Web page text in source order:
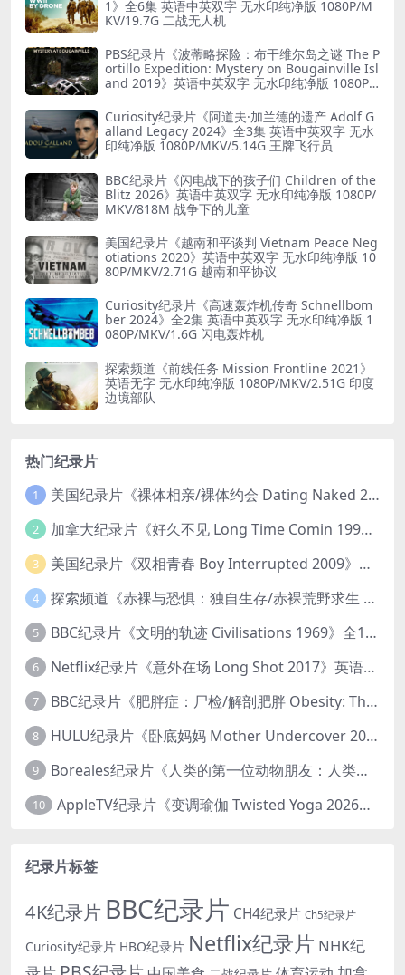
1》全6集 英语中英双字 无水印纯净版 1080P/M
KV/19.7G 二战无人机
PBS纪录片《波蒂略探险：布干维尔岛之谜 The P
ortillo Expedition: Mystery on Bougainville Isl
and 2019》英语中英双字 无水印纯净版 1080P/
Curiosity纪录片《阿道夫·加兰德的遗产 Adolf G
alland Legacy 2024》全3集 英语中英双字 无水
印纯净版 1080P/MKV/5.14G 王牌飞行员
BBC纪录片《闪电战下的孩子们 Children of the
Blitz 2026》英语中英双字 无水印纯净版 1080P/
MKV/818M 战争下的儿童
美国纪录片《越南和平谈判 Vietnam Peace Neg
otiations 2020》英语中英双字 无水印纯净版 10
80P/MKV/2.71G 越南和平协议
Curiosity纪录片《高速轰炸机传奇 Schnellbom
ber 2024》全2集 英语中英双字 无水印纯净版 1
080P/MKV/1.6G 闪电轰炸机
探索频道《前线任务 Mission Frontline 2021》
英语无字 无水印纯净版 1080P/MKV/2.51G 印度
边境部队
热门纪录片
1 美国纪录片《裸体相亲/裸体约会 Dating Naked 2014-2016》第1-3季全33集 英语中英双字 无水印纯净版 1080P/MKV/85.6G 裸体相亲真人秀
2 加拿大纪录片《好久不见 Long Time Comin 1993》英语中英双字 官方纯净版 1080P/MKV/1G 女同性艺术家
3 美国纪录片《双相青春 Boy Interrupted 2009》英语中英双字 官方纯净版 1080P/MKV/1.43G 青少年躁郁症
4 探索频道《赤裸与恐惧：独自生存/赤裸荒野求生 Naked and Afraid: Solo 2023》第一季全8集 英语中英双字 官方纯净版 高码1080P/MKV/45.4G
5 BBC纪录片《文明的轨迹 Civilisations 1969》全13集 英语中英双字 高清收藏版 1080P/MKV/64.1G 西方艺术史话
6 Netflix纪录片《意外在场 Long Shot 2017》英语中字 720P/NKV/1.06GB 美国谋杀误判案件
7 BBC纪录片《肥胖症：尸检/解剖肥胖 Obesity: The Post Mortem 2016》英语中英双字 无水印纯净版 1080P/MKV/1.03G
8 HULU纪录片《卧底妈妈 Mother Undercover 2023》全4集 英语中英双字 官方纯净版 1080P/MKV/7.6G 拯救孩子
9 Boreales纪录片《人类的第一位动物朋友：人类和狗的神奇故事 Man’s First Friend 2018》英语中英双字 1080P/MP4/1.8G 狗的神奇故事
10 AppleTV纪录片《变调瑜伽 Twisted Yoga 2026》全3集 英语中英双字 无水印纯净版 1080P/MKV/10G 瑜伽大师背后的真相
纪录片标签
4K纪录片 BBC纪录片 CH4纪录片 Ch5纪录片
Curiosity纪录片 HBO纪录片 Netflix纪录片 NHK纪